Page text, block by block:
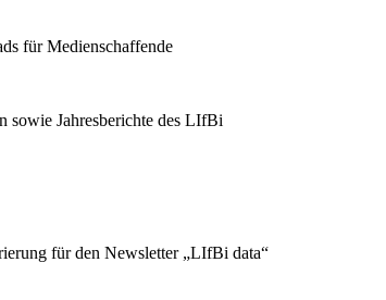
für Medienschaffende
sowie Jahresberichte des LIfBi
für den Newsletter „LIfBi data“